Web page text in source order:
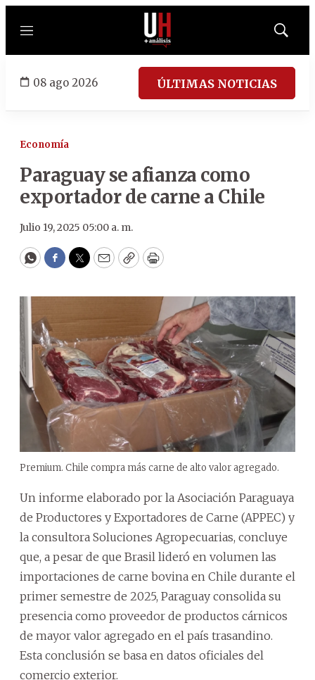
Menú
Mostrar
08 ago 2026 ÚLTIMAS NOTICIAS
Economía
Paraguay se afianza como
exportador de carne a Chile
Julio 19, 2025 05:00 a. m.
WhatsApp
Facebook
Twitter
EmailCopyPrint
Premium. Chile compra más carne de alto valor agregado.
Un informe elaborado por la Asociación Paraguaya
de Productores y Exportadores de Carne (APPEC) y
la consultora Soluciones Agropecuarias, concluye
que, a pesar de que Brasil lideró en volumen las
importaciones de carne bovina en Chile durante el
primer semestre de 2025, Paraguay consolida su
presencia como proveedor de productos cárnicos
de mayor valor agregado en el país trasandino.
Esta conclusión se basa en datos oficiales del
comercio exterior.